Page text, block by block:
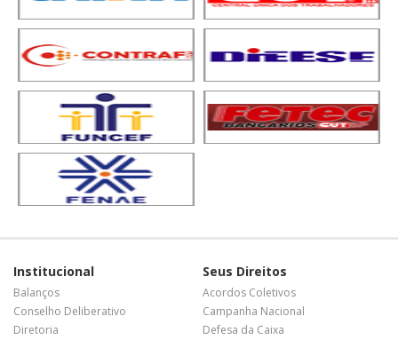
Institucional
Balanços
Conselho Deliberativo
Diretoria
Seus Direitos
Acordos Coletivos
Campanha Nacional
Defesa da Caixa